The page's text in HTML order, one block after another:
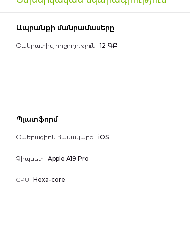
Հեռախոսներ
the
Ապրանքի մանրամասերը
Օպերատիվ հիշողություն 12 ԳԲ
Պլատֆորմ
Օպերացիոն Համակարգ iOS
Չիպսետ Apple A19 Pro
CPU Hexa-core